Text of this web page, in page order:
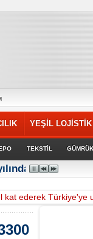
YEŞİL LOJİSTİK
TEKSTİL GÜMRÜK
güçlenerek
kat ederek Türkiye'ye